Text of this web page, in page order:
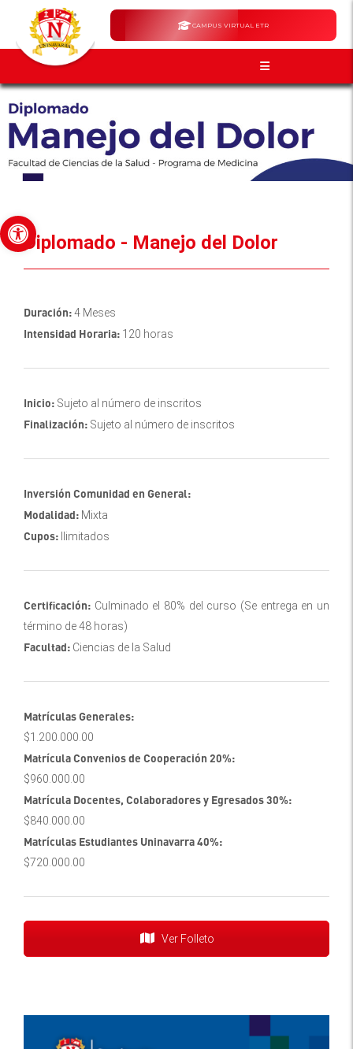
Abrir barra de herramientas
CAMPUS VIRTUAL ETR
Diplomado - Manejo del Dolor
Duración:4 Meses
Intensidad Horaria: 120 horas
Inicio: Sujeto al número de inscritos
Finalización: Sujeto al número de inscritos
Inversión Comunidad en General:
Modalidad: Mixta
Cupos: Ilimitados
Certificación: Culminado el 80% del curso (Se entrega en un
término de 48 horas)
Facultad: Ciencias de la Salud
Matrículas Generales:
$1.200.000.00
Matrícula Convenios de Cooperación 20%:
$960.000.00
Matrícula Docentes, Colaboradores y Egresados 30%:
$840.000.00
Matrículas Estudiantes Uninavarra 40%:
$720.000.00
Ver Folleto